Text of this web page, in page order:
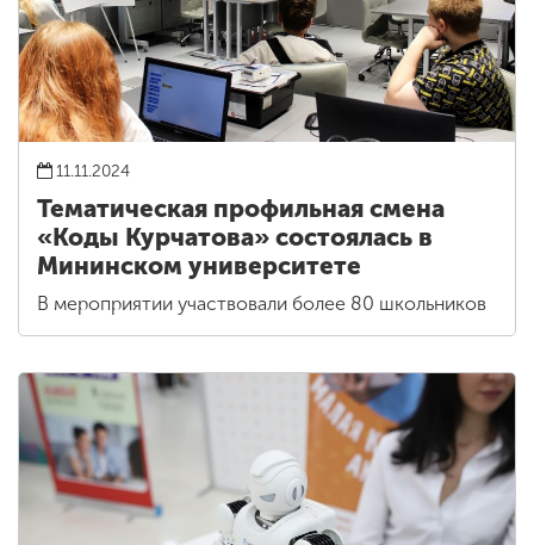
11.11.2024
Тематическая профильная смена
«Коды Курчатова» состоялась в
Мининском университете
В мероприятии участвовали более 80 школьников